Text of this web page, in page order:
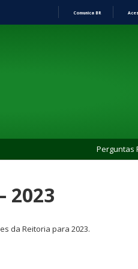
Comunica BR
Perguntas
2023
da Reitoria para 2023.